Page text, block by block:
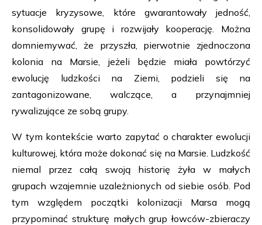
sytuacje kryzysowe, które gwarantowały jedność,
konsolidowały grupę i rozwijały kooperację. Można
domniemywać, że przyszła, pierwotnie zjednoczona
kolonia na Marsie, jeżeli będzie miała powtórzyć
ewolucję ludzkości na Ziemi, podzieli się na
zantagonizowane, walczące, a przynajmniej
rywalizujące ze sobą grupy.
W tym kontekście warto zapytać o charakter ewolucji
kulturowej, która może dokonać się na Marsie. Ludzkość
niemal przez całą swoją historię żyła w małych
grupach wzajemnie uzależnionych od siebie osób. Pod
tym względem początki kolonizacji Marsa mogą
przypominać strukturę małych grup łowców-zbieraczy